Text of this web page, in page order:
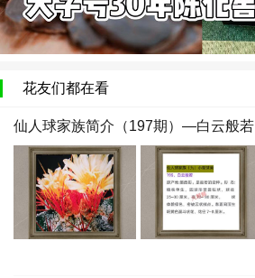
花友们都在看
仙人球家族简介（197期）—白云般若